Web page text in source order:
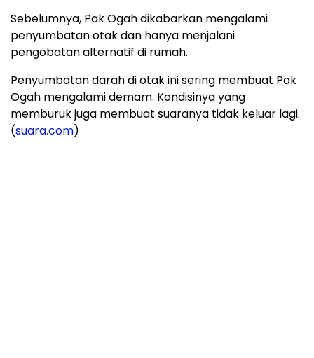
Sebelumnya, Pak Ogah dikabarkan mengalami
penyumbatan otak dan hanya menjalani
pengobatan alternatif di rumah.
Penyumbatan darah di otak ini sering membuat Pak
Ogah mengalami demam. Kondisinya yang
memburuk juga membuat suaranya tidak keluar lagi.
(suara.com)